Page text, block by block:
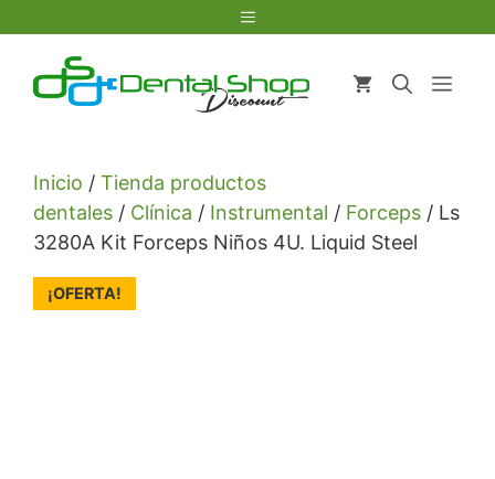
contenido
Menú
Inicio / Tienda productos
dentales / Clínica / Instrumental / Forceps / Ls
3280A Kit Forceps Niños 4U. Liquid Steel
¡OFERTA!